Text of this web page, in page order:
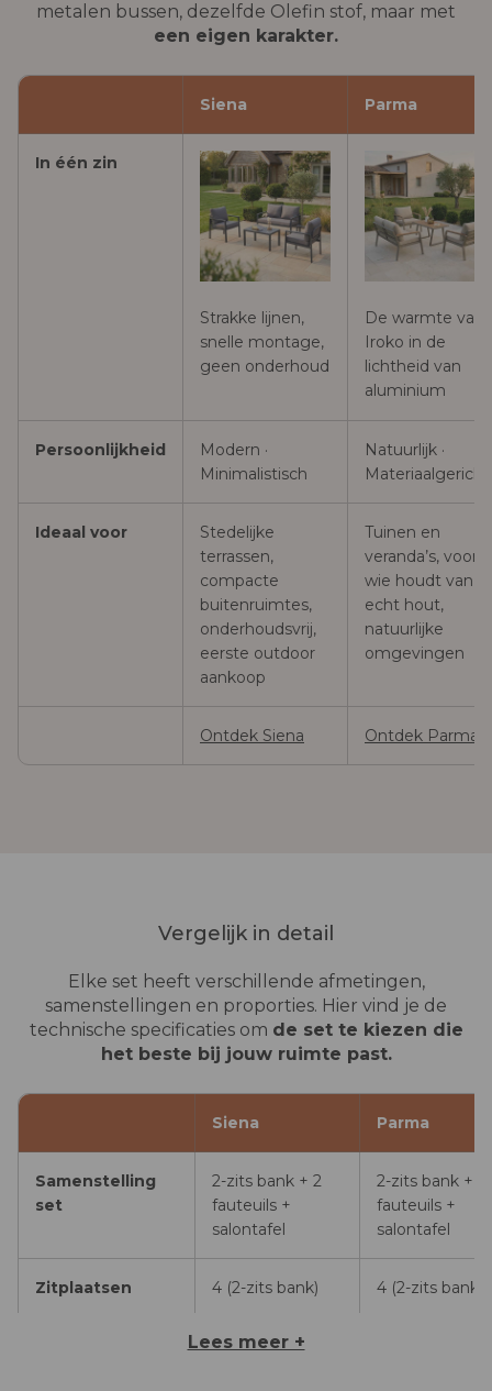
metalen bussen, dezelfde Olefin stof, maar met
een eigen karakter.
Siena Parma
In één zin
Strakke lijnen,
snelle montage,
geen onderhoud
De warmte van
Iroko in de
lichtheid van
aluminium
Persoonlijkheid
Modern ·
Minimalistisch
Natuurlijk ·
Materiaalgericht
Ideaal voor
Stedelijke
terrassen,
compacte
buitenruimtes,
onderhoudsvrij,
eerste outdoor
aankoop
Tuinen en
veranda’s, voor
wie houdt van
echt hout,
natuurlijke
omgevingen
Ontdek Siena Ontdek Parma
Vergelijk in detail
Elke set heeft verschillende afmetingen,
samenstellingen en proporties. Hier vind je de
technische specificaties om de set te kiezen die
het beste bij jouw ruimte past.
Siena Parma
Samenstelling
set
2-zits bank + 2
fauteuils +
salontafel
2-zits bank + 2
fauteuils +
salontafel
Zitplaatsen 4 (2-zits bank) 4 (2-zits bank)
Bank (B×D×H):
Lees meer +